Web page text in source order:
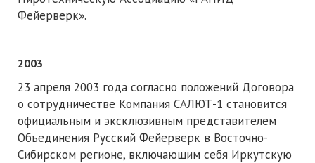
Фейерверк».
2003
23 апреля 2003 года согласно положений Договора
о сотрудничестве Компания САЛЮТ-1 становится
официальным и эксклюзивным представителем
Объединения Русский Фейерверк в Восточно-
Сибирском регионе, включающим себя Иркутскую